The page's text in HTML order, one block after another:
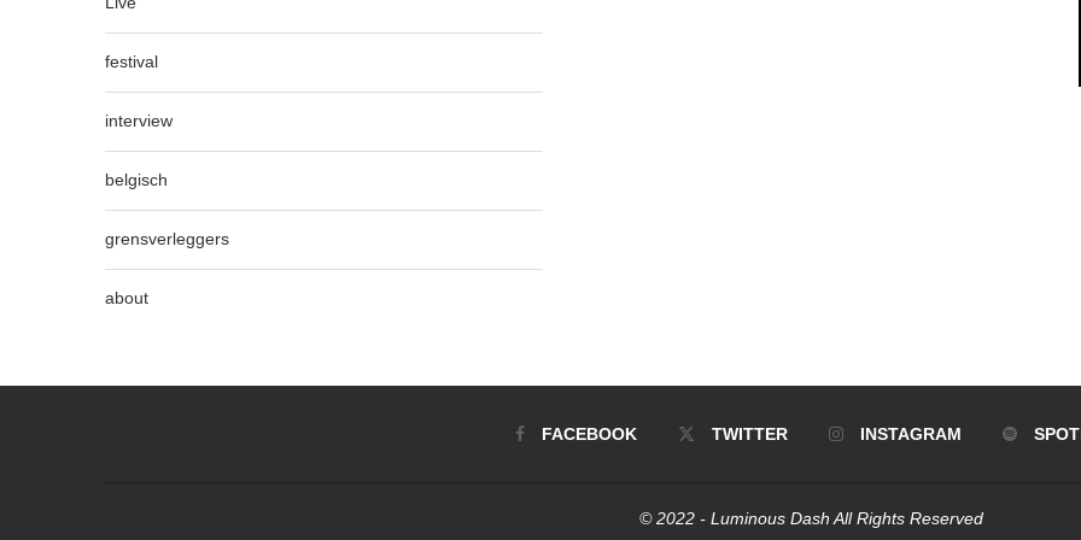
festival
interview
belgisch
grensverleggers
about
FACEBOOK TWITTER INSTAGRAM
© 2022 - Luminous Dash All Rights Reserved